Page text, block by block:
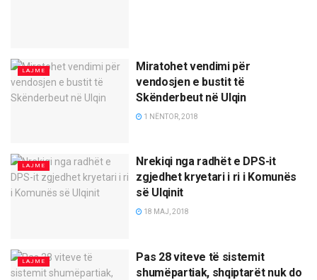
LAJME
Miratohet vendimi për
vendosjen e bustit të
Skënderbeut në Ulqin
1 NËNTOR, 2018
LAJME
Nrekiqi nga radhët e DPS-it
zgjedhet kryetari i ri i Komunës
së Ulqinit
18 MAJ, 2018
LAJME
Pas 28 viteve të sistemit
shumëpartiak, shqiptarët nuk do